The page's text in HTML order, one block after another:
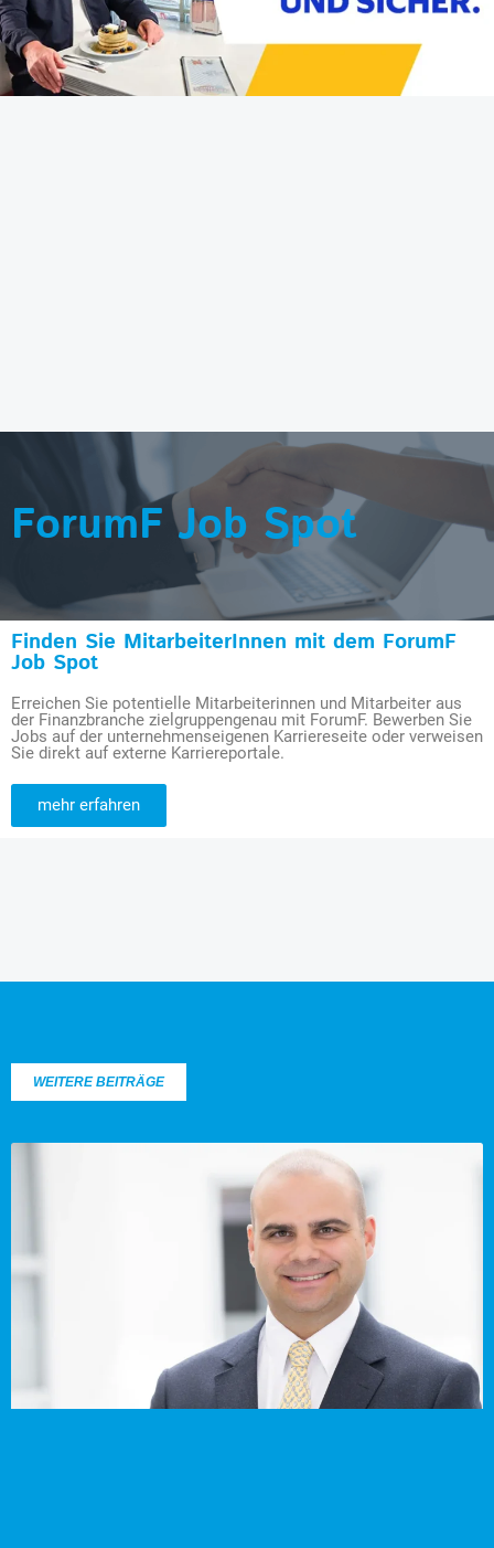
ForumF Job Spot
Finden Sie MitarbeiterInnen mit dem ForumF
Job Spot
Erreichen Sie potentielle Mitarbeiterinnen und Mitarbeiter aus
der Finanzbranche zielgruppengenau mit ForumF. Bewerben Sie
Jobs auf der unternehmenseigenen Karriereseite oder verweisen
Sie direkt auf externe Karriereportale.
mehr erfahren
WEITERE BEITRÄGE